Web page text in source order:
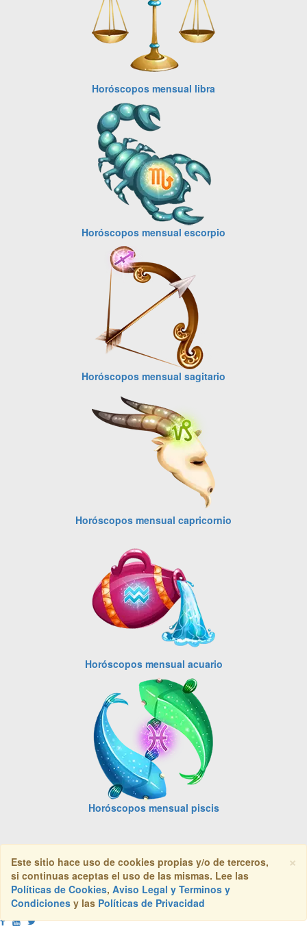
×
Este sitio hace uso de cookies propias y/o de terceros,
si continuas aceptas el uso de las mismas. Lee las
Políticas de Cookies, Aviso Legal y Terminos y
Condiciones y las Políticas de Privacidad
Horóscopos mensual libra
Horóscopos mensual escorpio
Horóscopos mensual sagitario
Horóscopos mensual capricornio
Horóscopos mensual acuario
Horóscopos mensual piscis
Horóscopos del dia